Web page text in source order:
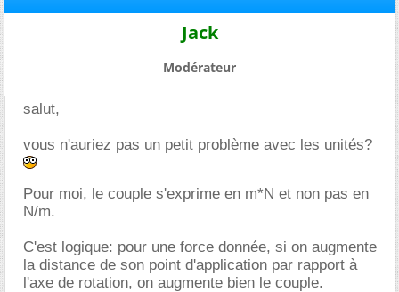
Jack
Modérateur
salut,
vous n'auriez pas un petit problème avec les unités?
Pour moi, le couple s'exprime en m*N et non pas en
N/m.
C'est logique: pour une force donnée, si on augmente
la distance de son point d'application par rapport à
l'axe de rotation, on augmente bien le couple.